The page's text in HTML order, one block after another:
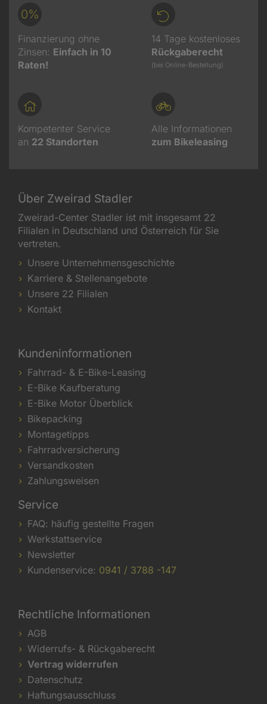
0%
Finanzierung ohne
Zinsen: Einfach in 10
Raten!
14 Tage kostenloses
Rückgaberecht
(bei Online-Bestellung)
Kompetenter Service
an 22 Standorten
Alle Informationen
zum Bikeleasing
Über Zweirad Stadler
Zweirad-Center Stadler ist mit insgesamt 22
Filialen in Deutschland und Österreich für Sie
vertreten.
Unsere Unternehmensgeschichte
Karriere & Stellenangebote
Unsere 22 Filialen
Kontakt
Kundeninformationen
Fahrrad- & E-Bike-Leasing
E-Bike Kaufberatung
E-Bike Motor Überblick
Bikepacking
Montagetipps
Fahrradversicherung
Versandkosten
Zahlungsweisen
Service
FAQ: häufig gestellte Fragen
Werkstattservice
Newsletter
Kundenservice: 0941 / 3788 -147
Rechtliche Informationen
AGB
Widerrufs- & Rückgaberecht
Vertrag widerrufen
Datenschutz
Haftungsausschluss